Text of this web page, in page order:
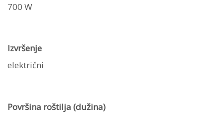
700 W
Izvršenje
električni
Površina roštilja (dužina)